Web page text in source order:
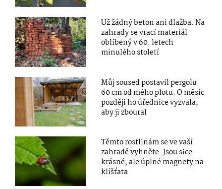
Už žádný beton ani dlažba. Na
zahrady se vrací materiál
oblíbený v 60. letech
minulého století
Můj soused postavil pergolu
60 cm od mého plotu. O měsíc
později ho úřednice vyzvala,
aby ji zboural
Těmto rostlinám se ve vaší
zahradě vyhněte. Jsou sice
krásné, ale úplné magnety na
klíšťata